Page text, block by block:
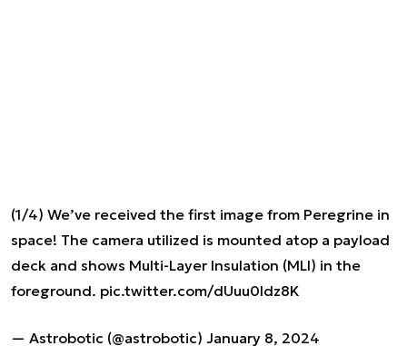
(1/4) We’ve received the first image from Peregrine in
space! The camera utilized is mounted atop a payload
deck and shows Multi-Layer Insulation (MLI) in the
foreground. pic.twitter.com/dUuu0Idz8K
— Astrobotic (@astrobotic) January 8, 2024